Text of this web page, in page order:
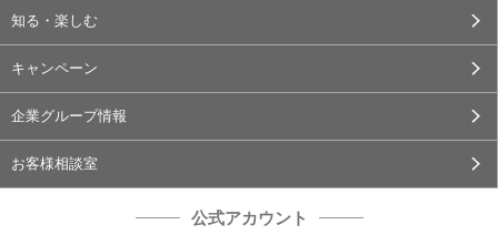
知る・楽しむ
キャンペーン
企業グループ情報
お客様相談室
公式アカウント